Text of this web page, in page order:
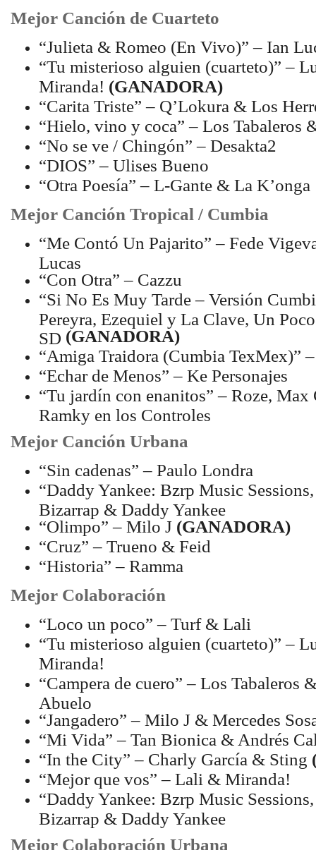
Mejor Canción de Cuarteto
“Julieta & Romeo (En Vivo)” – Ian
“Tu misterioso alguien (cuarteto)” –
Miranda! (GANADORA)
“Carita Triste” – Q’Lokura & Los
“Hielo, vino y coca” – Los Tabaleros
“No se ve / Chingón” – Desakta2
“DIOS” – Ulises Bueno
“Otra Poesía” – L-Gante & La K’onga
Mejor Canción Tropical / Cumbia
“Me Contó Un Pajarito” – Fede
Lucas
“Con Otra” – Cazzu
“Si No Es Muy Tarde – Versión
Pereyra, Ezequiel y La Clave, Un
SD (GANADORA)
“Amiga Traidora (Cumbia TexMex)”
“Echar de Menos” – Ke Personajes
“Tu jardín con enanitos” – Roze, Max
Ramky en los Controles
Mejor Canción Urbana
“Sin cadenas” – Paulo Londra
“Daddy Yankee: Bzrp Music
Bizarrap & Daddy Yankee
“Olimpo” – Milo J (GANADORA)
“Cruz” – Trueno & Feid
“Historia” – Ramma
Mejor Colaboración
“Loco un poco” – Turf & Lali
“Tu misterioso alguien (cuarteto)” –
Miranda!
“Campera de cuero” – Los Tabaleros
Abuelo
“Jangadero” – Milo J & Mercedes
“Mi Vida” – Tan Bionica & Andrés
“In the City” – Charly García & Sting
“Mejor que vos” – Lali & Miranda!
“Daddy Yankee: Bzrp Music
Bizarrap & Daddy Yankee
Mejor Colaboración Urbana